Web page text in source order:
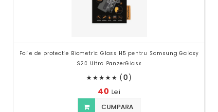
Folie de protectie Biometric Glass H5 pentru Samsung Galaxy
S20 Ultra PanzerGlass
★★★★★ (0)
40 Lei
CUMPARA